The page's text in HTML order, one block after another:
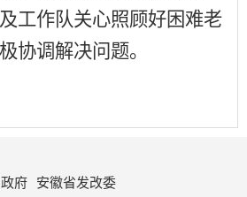
工作队关心照顾好困难老
协调解决问题。
府
安徽省发改委